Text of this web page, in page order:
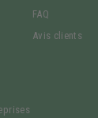
FAQ
Avis clients